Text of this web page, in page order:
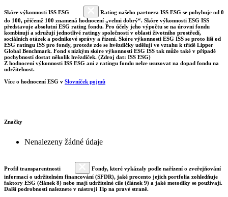
Skóre výkonnosti ISS ESG
Rating našeho partnera ISS ESG se pohybuje od 0
do 100, přičemž 100 znamená hodnocení „velmi dobrý“. Skóre výkonnosti ESG ISS
představuje absolutní ESG rating fondu. Pro účely jeho výpočtu se na úrovni fondu
kombinují a sdružují jednotlivé ratingy společností v oblasti životního prostředí,
sociálních otázek a podnikové správy a řízení. Skóre výkonnosti ESG ISS se proto liší od
ESG ratingu ISS pro fondy, protože zde se hvězdičky udělují ve vztahu k třídě Lipper
Global Benchmark. Fond s nízkým skóre výkonnosti ESG ISS tak může také v případě
pochybností dostat několik hvězdiček. (Zdroj dat: ISS ESG)
Z hodnocení výkonnosti ISS ESG ani z ratingu fondu nelze usuzovat na dopad fondu na
udržitelnost.
Více o hodnocení ESG v Slovníček pojmů
Značky
Nenalezeny žádné údaje
Profil transparentnosti
Fondy, které vykázaly podle nařízení o zveřejňování
informací o udržitelném financování (SFDR), jaké procento jejich portfolia zohledňuje
faktory ESG (článek 8) nebo mají udržitelné cíle (článek 9) a jaké metodiky se používají.
Další podrobnosti naleznete v nástroji Tip na pravé straně.